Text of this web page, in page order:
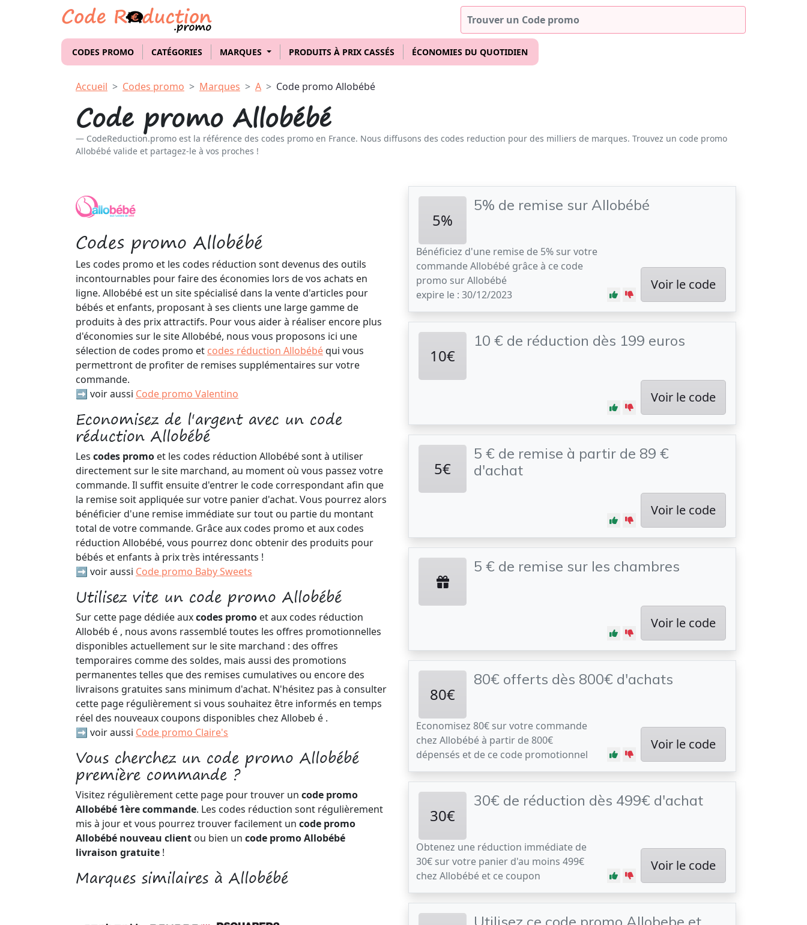
CODES PROMO CATÉGORIES MARQUES PRODUITS À PRIX CASSÉS ÉCONOMIES DU QUOTIDIEN
Accueil Codes promo Marques A Code promo Allobébé
Code promo Allobébé
CodeReduction.promo est la référence des codes promo en France. Nous diffusons des codes reduction pour des milliers de marques. Trouvez un code promo
Allobébé valide et partagez-le à vos proches !
Codes promo Allobébé
Les codes promo et les codes réduction sont devenus des outils
incontournables pour faire des économies lors de vos achats en
ligne. Allobébé est un site spécialisé dans la vente d'articles pour
bébés et enfants, proposant à ses clients une large gamme de
produits à des prix attractifs. Pour vous aider à réaliser encore plus
d'économies sur le site Allobébé, nous vous proposons ici une
sélection de codes promo et codes réduction Allobébéqui vous
permettront de profiter de remises supplémentaires sur votre
commande.
➡️ voir aussi Code promo Valentino
Economisez de l'argent avec un code
réduction Allobébé
Les codes promo et les codes réduction Allobébé sont à utiliser
directement sur le site marchand, au moment où vous passez votre
commande. Il suffit ensuite d'entrer le code correspondant afin que
la remise soit appliquée sur votre panier d'achat. Vous pourrez alors
bénéficier d'une remise immédiate sur tout ou partie du montant
total de votre commande. Grâce aux codes promo et aux codes
réduction Allobébé, vous pourrez donc obtenir des produits pour
bébés et enfants à prix très intéressants !
➡️ voir aussi Code promo Baby Sweets
Utilisez vite un code promo Allobébé
Sur cette page dédiée auxcodes promo et aux codes réduction
Allobéb é , nous avons rassemblé toutes les offres promotionnelles
disponibles actuellement sur le site marchand : des offres
temporaires comme des soldes, mais aussi des promotions
permanentes telles que des remises cumulatives ou encore des
livraisons gratuites sans minimum d'achat. N'hésitez pas à consulter
cette page régulièrement si vous souhaitez être informés en temps
réel des nouveaux coupons disponibles chez Allobeb é .
➡️ voir aussi Code promo Claire's
Vous cherchez un code promo Allobébé
première commande ?
Visitez régulièrement cette page pour trouver un code promo
Allobébé 1ère commande. Les codes réduction sont régulièrement
mis à jour et vous pourrez trouver facilement un code promo
Allobébé nouveau client ou bien un code promo Allobébé
livraison gratuite !
Marques similaires à Allobébé
5%
5% de remise sur Allobébé
Bénéficiez d'une remise de 5% sur votre
commande Allobébé grâce à ce code
promo sur Allobébé
expire le : 30/12/2023
Voir le code
10€
10 € de réduction dès 199 euros
Voir le code
5€
5 € de remise à partir de 89 €
d'achat
Voir le code
5 € de remise sur les chambres
Voir le code
80€
80€ offerts dès 800€ d'achats
Economisez 80€ sur votre commande
chez Allobébé à partir de 800€
dépensés et de ce code promotionnel
Voir le code
30€
30€ de réduction dès 499€ d'achat
Obtenez une réduction immédiate de
30€ sur votre panier d'au moins 499€
chez Allobébé et ce coupon
Voir le code
Utilisez ce code promo Allobebe et